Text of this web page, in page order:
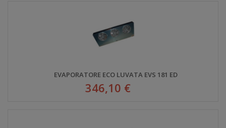
EVAPORATORE ECO LUVATA EVS 181 ED
346,10 €